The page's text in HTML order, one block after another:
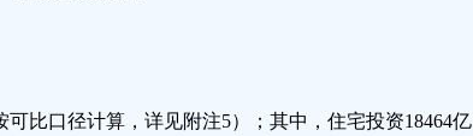
比口径计算，详见附注5）；其中，住宅投资18464亿